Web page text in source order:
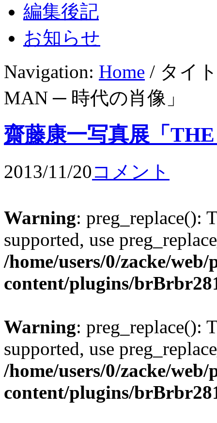
編集後記
お知らせ
Navigation: Home / タイ
MAN ─ 時代の肖像」
齋藤康一写真展「
2013/11/20コメント
Warning: preg_replace():
supported, use
/home/users/0/zacke/
content/plugins/
Warning: preg_replace():
supported, use
/home/users/0/zacke/
content/plugins/